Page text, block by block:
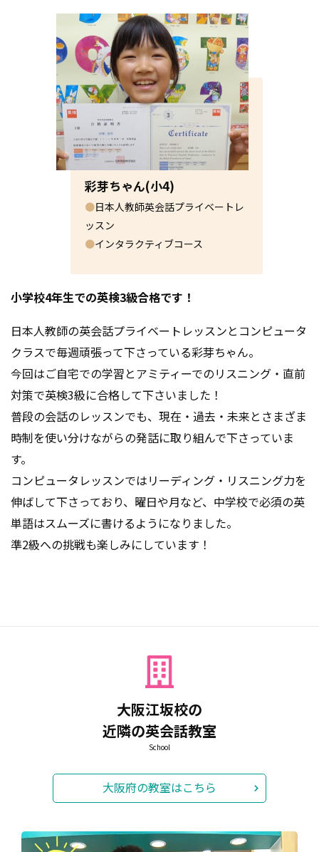
アミティーに通ってくださっている方はもちろん、お近くの
方、お友達もぜひご一緒にお越しください🌞
ご予約なしでもお立ち寄りいただけます。
少しでも涼しい場所で、英語に触れながら楽しく過ごしまし
皆様のお越しをお待ちしております♪
2026.08.01 イベント
8/5(水)🍧アミティーでCOOL SHARE!🍧夏祭りイベ
8/5（水）13:00より、アミティーでの夏祭りイベントを実施
アミティーに通ってくださっている方はもちろん、お近くの
方、お友達もぜひご一緒にお越しください🌞
少しでも涼しい場所で、英語に触れながら楽しく過ごしまし
ょう！
皆様のお越しをお待ちしております♪
2026.07.19
猛暑の毎日、皆さま3連休をお楽しみいただけてますか？
子どもたちも待ちに待った夏休みが始まりましたね！
今年の夏は、ちょっと英語に楽しく触れてみませんか⁈
お申し込みは、HPからも受付中です！
楽しい夏の思い出をアミティーで！
🍉只今サマーレッスン受付中！🍉
この夏は、アミティーのサマーレッスンにぜひチャレンジ下
さい！
彩芽ちゃん(小4)
●日本人教師英会話プライベートレ
ッスン
●インタラクティブコース
小学校4年生での英検3級合格です！
日本人教師の英会話プライベートレッスンとコンピュータ
クラスで毎週頑張って下さっている彩芽ちゃん。
今回はご自宅での学習とアミティーでのリスニング・直前
対策で英検3級に合格して下さいました！
普段の会話のレッスンでも、現在・過去・未来とさまざま
時制を使い分けながらの発話に取り組んで下さっていま
す。
コンピュータレッスンではリーディング・リスニング力を
伸ばして下さっており、曜日や月など、中学校で必須の英
単語はスムーズに書けるようになりました。
準2級への挑戦も楽しみにしています！
大阪江坂校の
近隣の英会話教室
School
大阪府の教室はこちら